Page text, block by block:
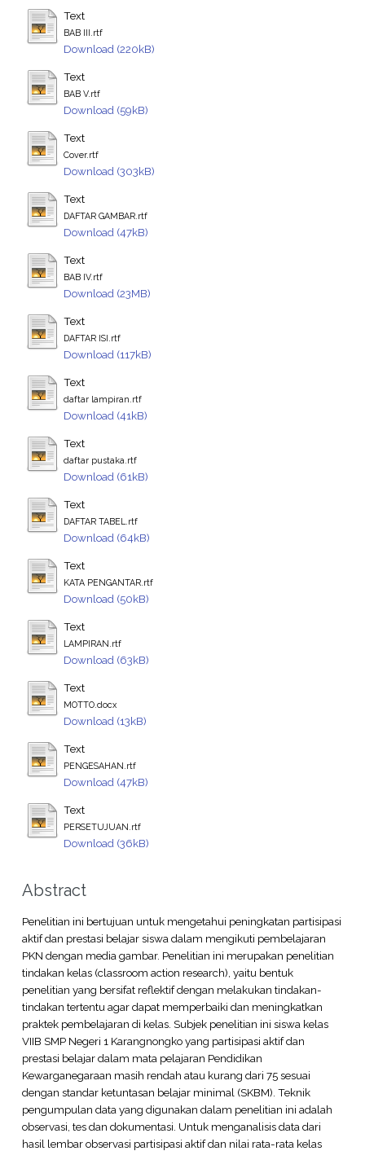
Text
BAB III.rtf
Download (220kB)
Text
BAB V.rtf
Download (59kB)
Text
Cover.rtf
Download (303kB)
Text
DAFTAR GAMBAR.rtf
Download (47kB)
Text
BAB IV.rtf
Download (23MB)
Text
DAFTAR ISI.rtf
Download (117kB)
Text
daftar lampiran.rtf
Download (41kB)
Text
daftar pustaka.rtf
Download (61kB)
Text
DAFTAR TABEL.rtf
Download (64kB)
Text
KATA PENGANTAR.rtf
Download (50kB)
Text
LAMPIRAN.rtf
Download (63kB)
Text
MOTTO.docx
Download (13kB)
Text
PENGESAHAN.rtf
Download (47kB)
Text
PERSETUJUAN.rtf
Download (36kB)
Abstract
Penelitian ini bertujuan untuk mengetahui peningkatan partisipasi
aktif dan prestasi belajar siswa dalam mengikuti pembelajaran
PKN dengan media gambar. Penelitian ini merupakan penelitian
tindakan kelas (classroom action research), yaitu bentuk
penelitian yang bersifat reflektif dengan melakukan tindakan-
tindakan tertentu agar dapat memperbaiki dan meningkatkan
praktek pembelajaran di kelas. Subjek penelitian ini siswa kelas
VIIB SMP Negeri 1 Karangnongko yang partisipasi aktif dan
prestasi belajar dalam mata pelajaran Pendidikan
Kewarganegaraan masih rendah atau kurang dari 75 sesuai
dengan standar ketuntasan belajar minimal (SKBM). Teknik
pengumpulan data yang digunakan dalam penelitian ini adalah
observasi, tes dan dokumentasi. Untuk menganalisis data dari
hasil lembar observasi partisipasi aktif dan nilai rata-rata kelas